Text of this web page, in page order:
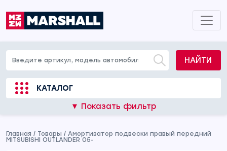
НАЙТИ
КАТАЛОГ
▼ Показать фильтр
Главная / Товары / Амортизатор подвески правый передний
MITSUBISHI OUTLANDER 05-